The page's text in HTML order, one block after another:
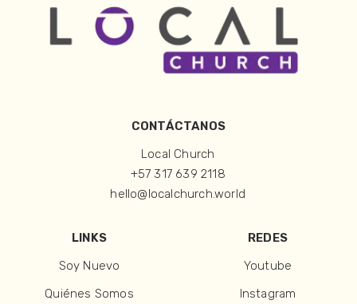
CONTÁCTANOS
Local Church
+57 317 639 2118
hello@localchurch.world
LINKS
Soy Nuevo
Quiénes Somos
REDES
Youtube
Instagram